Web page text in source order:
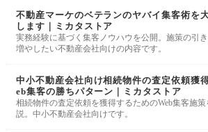
不動産マーケのベテランのヤバイ集客術を
します｜ミカタストア
実務経験に基づく集客ノウハウを公開。施策の引
増やしたい不動産会社向けの内容です。
中小不動産会社向け相続物件の査定依頼獲
eb集客の勝ちパターン｜ミカタストア
相続物件の査定依頼を獲得するためのWeb集客施策
説。中小不動産会社向けです。